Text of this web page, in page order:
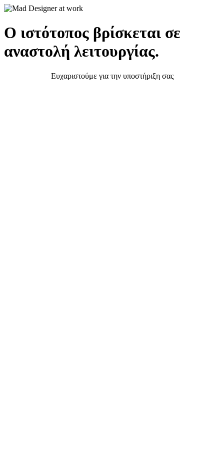
Ο ιστότοπος βρίσκεται σε
αναστολή λειτουργίας.
Ευχαριστούμε για την υποστήριξη σας